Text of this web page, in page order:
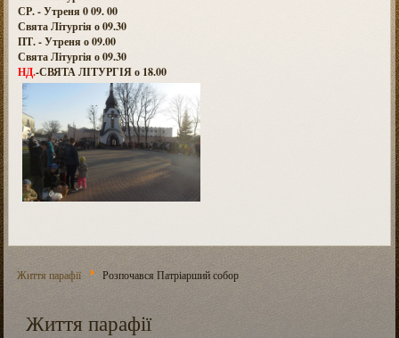
СР. - Утреня 0 09. 00
Свята Літургія о 09.30
ПТ. - Утреня о 09.00
Свята Літургія о 09.30
НД.-СВЯТА ЛІТУРГІЯ о 18.00
Життя парафії Розпочався Патріарший собор
Життя парафії